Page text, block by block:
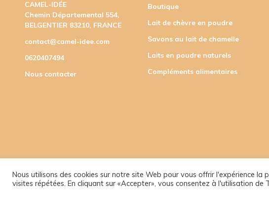
CAMEL-IDÉE
Chemin Départemental 554,
BELGENTIER 83210, FRANCE
contact@camel-idee.com
0620407494
Nous contacter
Boutique
Lait de chèvre en poudre
Savons au lait de chamelle
Laits en poudre naturels
Compléments alimentaires
Nous utilisons des cookies sur notre site Web pour vous offrir l'expérience la
visites répétées. En cliquant sur «Accepter», vous consentez à l'utilisation de